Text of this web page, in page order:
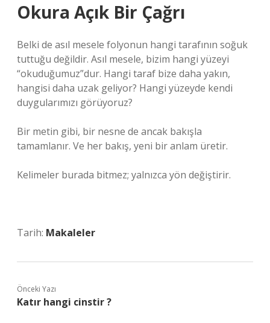
Okura Açık Bir Çağrı
Belki de asıl mesele folyonun hangi tarafının soğuk
tuttuğu değildir. Asıl mesele, bizim hangi yüzeyi
“okuduğumuz”dur. Hangi taraf bize daha yakın,
hangisi daha uzak geliyor? Hangi yüzeyde kendi
duygularımızı görüyoruz?
Bir metin gibi, bir nesne de ancak bakışla
tamamlanır. Ve her bakış, yeni bir anlam üretir.
Kelimeler burada bitmez; yalnızca yön değiştirir.
Tarih: Makaleler
Önceki Yazı
Katır hangi cinstir ?